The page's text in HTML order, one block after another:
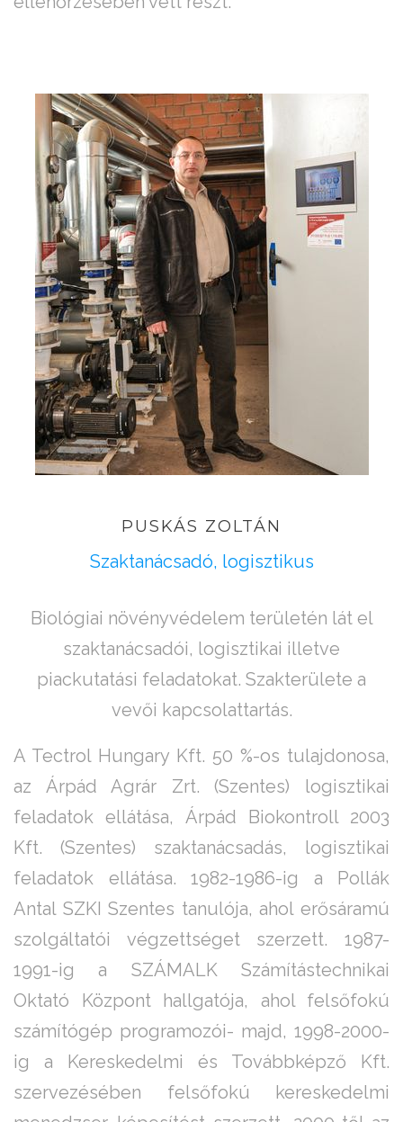
PUSKÁS ZOLTÁN
Szaktanácsadó, logisztikus
Biológiai növényvédelem területén lát el
szaktanácsadói, logisztikai illetve
piackutatási feladatokat. Szakterülete a
vevői kapcsolattartás.
A Tectrol Hungary Kft. 50 %-os tulajdonosa,
az Árpád Agrár Zrt. (Szentes) logisztikai
feladatok ellátása, Árpád Biokontroll 2003
Kft. (Szentes) szaktanácsadás, logisztikai
feladatok ellátása. 1982-1986-ig a Pollák
Antal SZKI Szentes tanulója, ahol erősáramú
szolgáltatói végzettséget szerzett. 1987-
1991-ig a SZÁMALK Számítástechnikai
Oktató Központ hallgatója, ahol felsőfokú
számítógép programozói- majd, 1998-2000-
ig a Kereskedelmi és Továbbképző Kft.
szervezésében felsőfokú kereskedelmi